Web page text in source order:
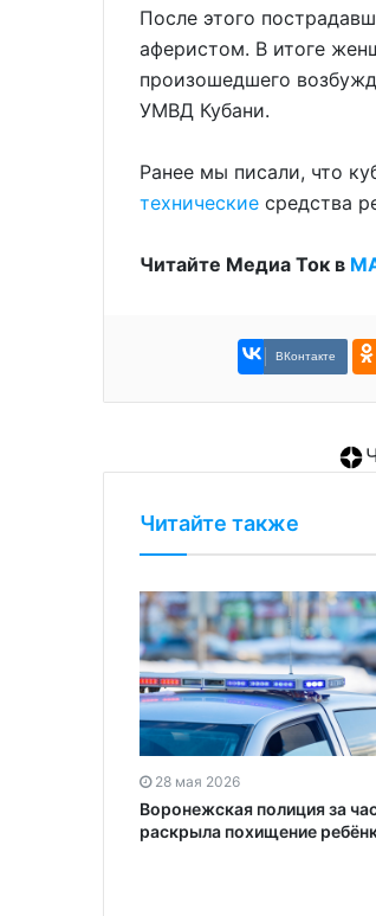
После этого
аферистом. В итоге
произошедшего
УМВД Кубани.
Ранее мы писали, что
технические средства
Читайте Медиа Ток в
ВКонтакте
Читайте также
28 мая 2026
Воронежская полиция за
раскрыла похищение